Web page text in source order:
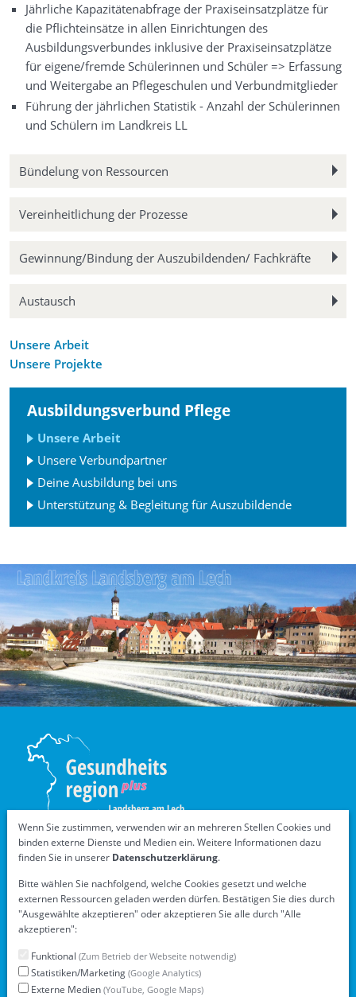
Jährliche Kapazitätenabfrage der Praxiseinsatzplätze für
die Pflichteinsätze in allen Einrichtungen des
Ausbildungsverbundes inklusive der Praxiseinsatzplätze
für eigene/fremde Schülerinnen und Schüler => Erfassung
und Weitergabe an Pflegeschulen und Verbundmitglieder
Führung der jährlichen Statistik - Anzahl der Schülerinnen
und Schülern im Landkreis LL
Bündelung von Ressourcen
Vereinheitlichung der Prozesse
Gewinnung/Bindung der Auszubildenden/ Fachkräfte
Austausch
Unsere Arbeit
Unsere Projekte
Ausbildungsverbund Pflege
Unsere Arbeit
Unsere Verbundpartner
Deine Ausbildung bei uns
Unterstützung & Begleitung für Auszubildende
Übersicht
Die GesundheitsregionPlus
Handlungsfelder und Projekte
Aktuelles
Ausbildungsverbund Pflege
Wenn Sie zustimmen, verwenden wir an mehreren Stellen Cookies und
binden externe Dienste und Medien ein. Weitere Informationen dazu
finden Sie in unserer Datenschutzerklärung.
Bitte wählen Sie nachfolgend, welche Cookies gesetzt und welche
externen Ressourcen geladen werden dürfen. Bestätigen Sie dies durch
"Ausgewählte akzeptieren" oder akzeptieren Sie alle durch "Alle
akzeptieren":
Funktional(Zum Betrieb der Webseite notwendig)
Statistiken/Marketing(Google Analytics)
Externe Medien(YouTube, Google Maps)